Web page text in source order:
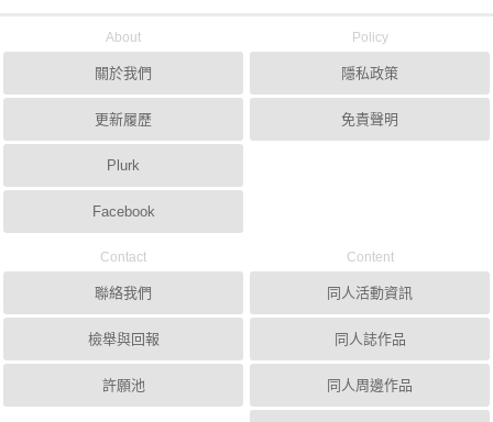
About
關於我們
更新履歷
Plurk
Facebook
Policy
隱私政策
免責聲明
Contact
聯絡我們
檢舉與回報
許願池
Content
同人活動資訊
同人誌作品
同人周邊作品